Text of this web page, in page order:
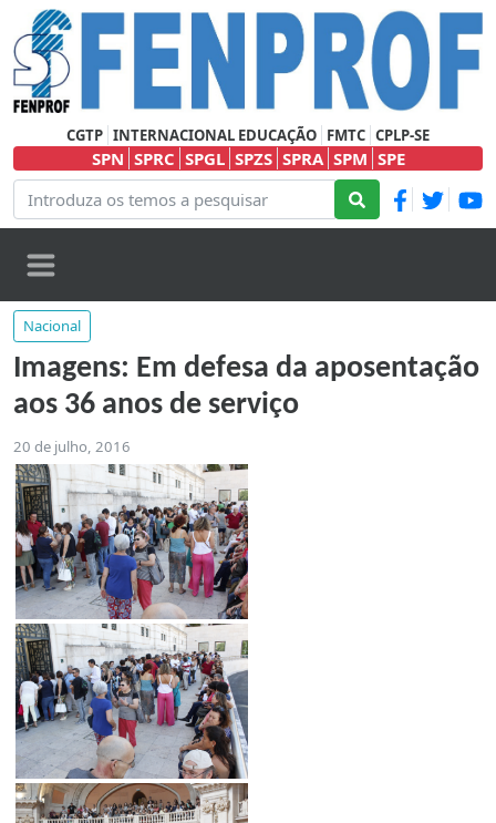
CGTP INTERNACIONAL EDUCAÇÃO FMTC CPLP-SE
SPN SPRC SPGL SPZS SPRA SPM SPE
Nacional
Imagens: Em defesa da aposentação
aos 36 anos de serviço
20 de julho, 2016